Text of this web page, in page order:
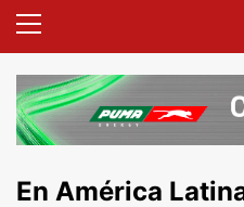
En América